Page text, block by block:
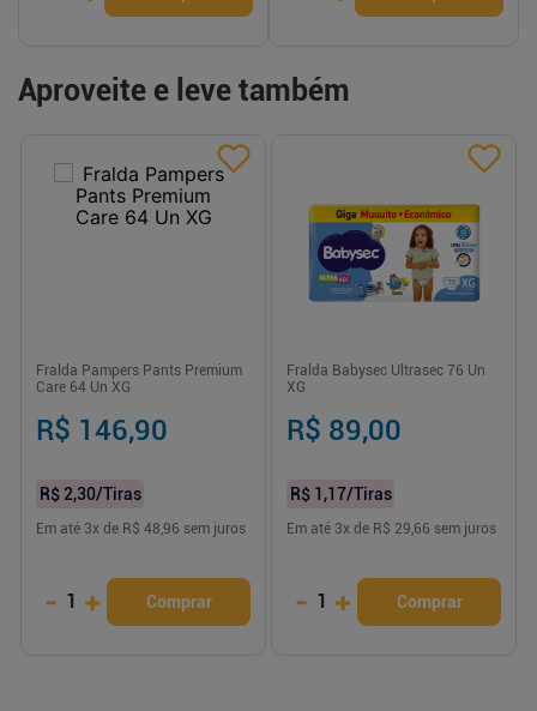
Aproveite e leve também
Fralda Pampers Pants Premium
Care 64 Un XG
R$ 146,90
R$ 2,30/Tiras
Em até 3x de R$ 48,96 sem juros
- 1 + Comprar
Fralda Babysec Ultrasec 76 Un
XG
R$ 89,00
R$ 1,17/Tiras
Em até 3x de R$ 29,66 sem juros
- 1 + Comprar